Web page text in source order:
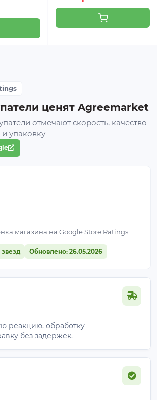
ценят Agreemarket
отмечают скорость, качество
упаковку
магазина на Google Store Ratings
звезд Обновлено: 26.05.2026
реакцию, обработку
без задержек.